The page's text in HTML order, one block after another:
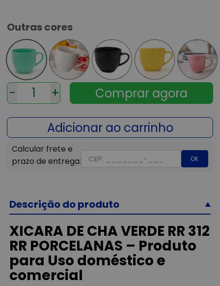
Outras cores
- +
OK
Descrição do produto
XICARA DE CHA VERDE RR 312
RR PORCELANAS – Produto
para Uso doméstico e
comercial